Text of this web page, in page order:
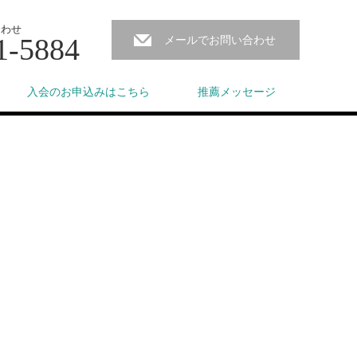
せ
5884 メールでお問い合わせ
入会のお申込みはこちら 推薦メッセージ